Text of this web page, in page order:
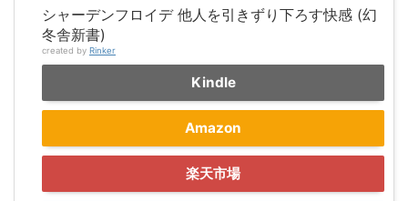
シャーデンフロイデ 他人を引きずり下ろす快感 (幻
冬舎新書)
created by Rinker
Kindle
Amazon
楽天市場